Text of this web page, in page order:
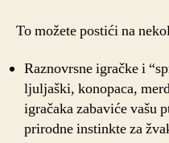
To možete postići na
Raznovrsne igračke i
ljuljaški, konopaca,
igračaka zabaviće vašu
prirodne instinkte za